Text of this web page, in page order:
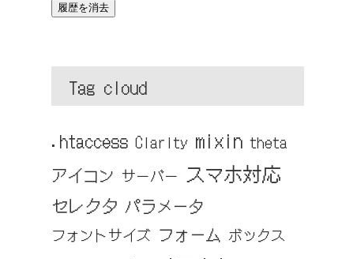
履歴を消去
Tag cloud
.htaccess Clarity mixin theta
アイコン サーバー スマホ対応
セレクタ パラメータ
フォントサイズ フォーム ボックス